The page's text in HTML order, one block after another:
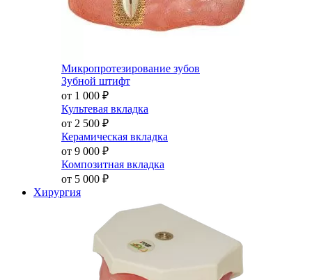
Микропротезирование зубов
Зубной штифт
от 1 000 ₽
Культевая вкладка
от 2 500 ₽
Керамическая вкладка
от 9 000 ₽
Композитная вкладка
от 5 000 ₽
Хирургия